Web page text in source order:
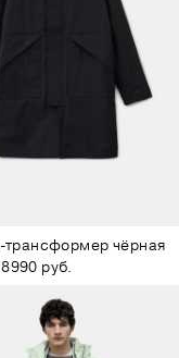
трансформер чёрная
8990 руб.